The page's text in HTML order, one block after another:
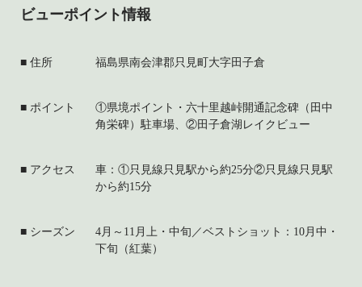
ビューポイント情報
住所 福島県南会津郡只見町大字田子倉
ポイント
①県境ポイント・六十里越峠開通記念碑（田中
角栄碑）駐車場、②田子倉湖レイクビュー
アクセス
車：①只見線只見駅から約25分②只見線只見駅
から約15分
シーズン
4月～11月上・中旬／ベストショット：10月中・
下旬（紅葉）